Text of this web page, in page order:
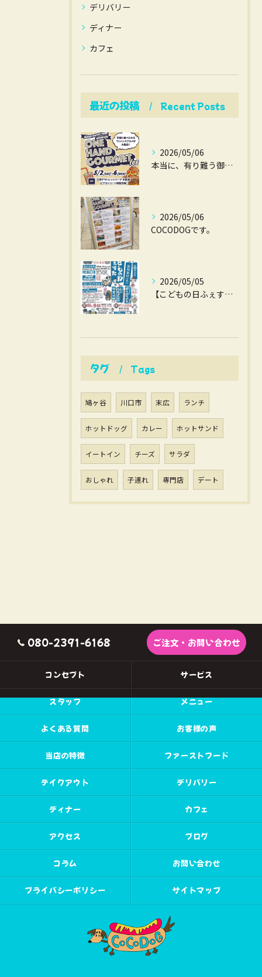
デリバリー
ディナー
カフェ
最近の投稿 Recent Posts
2026/05/06
本当に、有り難う御座いました。
2026/05/06
COCODOGです。
2026/05/05
【こどもの日ふぇすた】
タグ Tags
鳩ヶ谷 川口市 末広 ランチ
ホットドッグ カレー ホットサンド
イートイン チーズ サラダ
おしゃれ 子連れ 専門店 デート
080-2391-6168 ご注文・お問い合わせ
コンセプト サービス
スタッフ メニュー
よくある質問 お客様の声
当店の特徴 ファーストフード
テイクアウト デリバリー
ディナー カフェ
アクセス ブログ
コラム お問い合わせ
プライバシーポリシー サイトマップ